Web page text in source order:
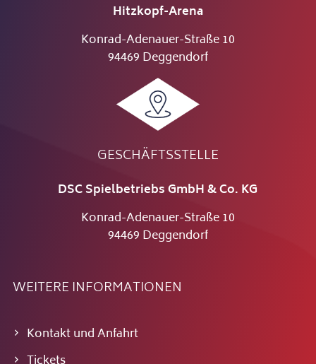
Hitzkopf-Arena
Konrad-Adenauer-Straße 10
94469 Deggendorf
GESCHÄFTSSTELLE
DSC Spielbetriebs GmbH & Co. KG
Konrad-Adenauer-Straße 10
94469 Deggendorf
WEITERE INFORMATIONEN
Kontakt und Anfahrt